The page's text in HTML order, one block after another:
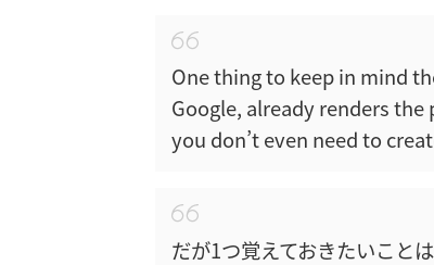
One thing to keep in mind
Google, already renders
you don’t even need to
だが1つ覚えておきたいこと